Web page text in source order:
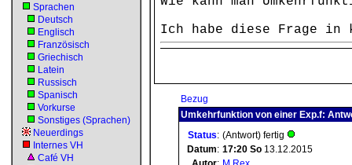
Sprachen
Deutsch
Englisch
Französisch
Griechisch
Latein
Russisch
Spanisch
Vorkurse
Sonstiges (Sprachen)
Neuerdings
Internes VH
Café VH
Ich habe diese Frage in
Bezug
Umkehrfunktion von einer Exp.f:
Status: (Antwort) fertig
Datum: 17:20 So 13.12.2015